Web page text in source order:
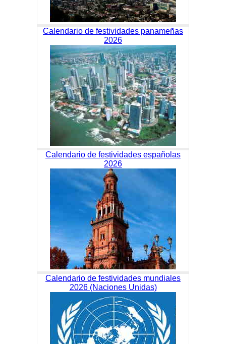
Calendario de festividades panameñas
2026
Calendario de festividades españolas
2026
Calendario de festividades mundiales
2026 (Naciones Unidas)